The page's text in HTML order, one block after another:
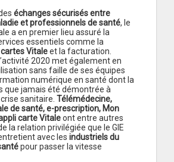
échanges sécurisés entre
et professionnels de santé, le
a en premier lieu assuré la
essentiels comme la
Vitaleet la facturation.
2020 met également en
sans faille de ses équipes
numérique en santé dont la
que jamais été démontrée à
crise sanitaire. Télémédecine,
de santé, e-prescription, Mon
carte Vitaleont entre autres
la relation privilégiée que le GIE
avec les industriels du
pour passer la vitesse